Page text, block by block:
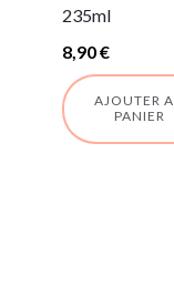
235ml
8,90€
AJOUTER
PANIER